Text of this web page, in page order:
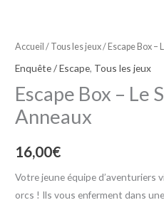
Accueil / Tous les jeux/ Escape Box –
Enquête / Escape, Tous les jeux
Escape Box – Le
Anneaux
16,00€
Votre jeune équipe d’aventuriers
orcs ! Ils vous enferment dans